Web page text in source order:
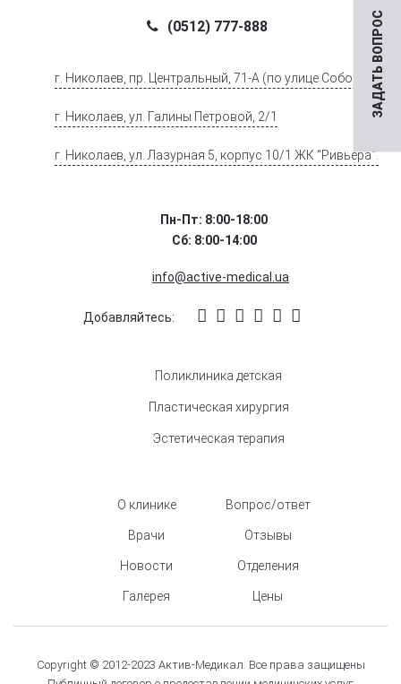
ЗАДАТЬ ВОПРОС
(0512) 777-888
г. Николаев, пр. Центральный, 71-А (по улице Соборной)
г. Николаев, ул. Галины Петровой, 2/1
г. Николаев, ул. Лазурная 5, корпус 10/1 ЖК "Ривьера".
Пн-Пт: 8:00-18:00
Сб: 8:00-14:00
info@active-medical.ua
Добавляйтесь:
Поликлиника детская
Пластическая хирургия
Эстетическая терапия
О клинике
Врачи
Новости
Галерея
Вопрос/ответ
Отзывы
Отделения
Цены
Copyright © 2012-2023 Актив-Медикал. Все права защищены